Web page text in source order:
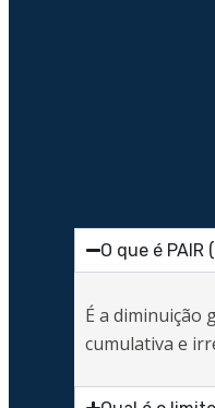
O que é
É a diminuição
cumulativa e